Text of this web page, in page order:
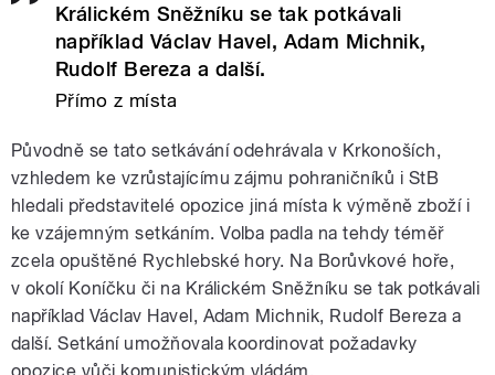
Králickém Sněžníku se tak potkávali
například Václav Havel, Adam Michnik,
Rudolf Bereza a další.
Přímo z místa
Původně se tato setkávání odehrávala v Krkonoších,
vzhledem ke vzrůstajícímu zájmu pohraničníků i StB
hledali představitelé opozice jiná místa k výměně zboží i
ke vzájemným setkáním. Volba padla na tehdy téměř
zcela opuštěné Rychlebské hory. Na Borůvkové hoře,
v okolí Koníčku či na Králickém Sněžníku se tak potkávali
například Václav Havel, Adam Michnik, Rudolf Bereza a
další. Setkání umožňovala koordinovat požadavky